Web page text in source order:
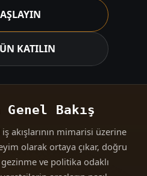
KATILIN
Bakış
akışlarının mimarisi üzerine
olarak ortaya çıkar, doğru
ve politika odaklı